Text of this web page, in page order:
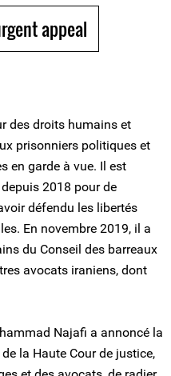
appeal
des droits humains et
prisonniers politiques et
en garde à vue. Il est
2018 pour de
défendu les libertés
En novembre 2019, il a
du Conseil des barreaux
avocats iraniens, dont
Najafi a annoncé la
la Haute Cour de justice,